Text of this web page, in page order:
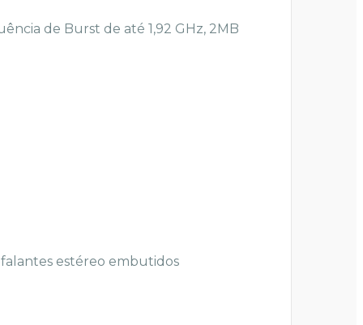
de Burst de até 1,92 GHz, 2MB
estéreo embutidos